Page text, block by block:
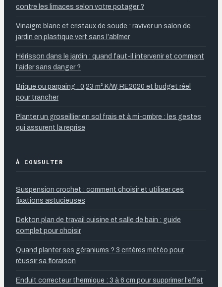
contre les limaces selon votre potager ?
Vinaigre blanc et cristaux de soude : raviver un salon de
jardin en plastique vert sans l’abîmer
Hérisson dans le jardin : quand faut-il intervenir et comment
l'aider sans danger ?
Brique ou parpaing : 0,23 m².K/W, RE2020 et budget réel
pour trancher
Planter un groseillier en sol frais et à mi-ombre : les gestes
qui assurent la reprise
À CONSULTER
Suspension crochet : comment choisir et utiliser ces
fixations astucieuses
Dekton plan de travail cuisine et salle de bain : guide
complet pour choisir
Quand planter ses géraniums ? 3 critères météo pour
réussir sa floraison
Enduit correcteur thermique : 3 à 6 cm pour supprimer l'effet